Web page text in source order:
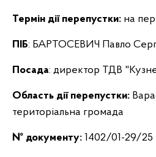
Термін дії перепустки: на
ПІБ: БАРТОСЕВИЧ Павло
Посада: директор ТДВ
Область дії перепустки:
територіальна громада
№ документу: 1402/01-29/25